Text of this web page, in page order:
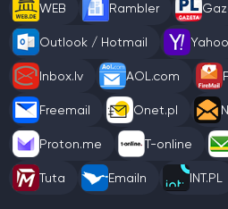
WEB Rambler
Outlook / Hotmail Yahoo
Inbox.lv AOL.com
Freemail Onet.pl
Proton.me T-online
Tuta Emailn INT.PL